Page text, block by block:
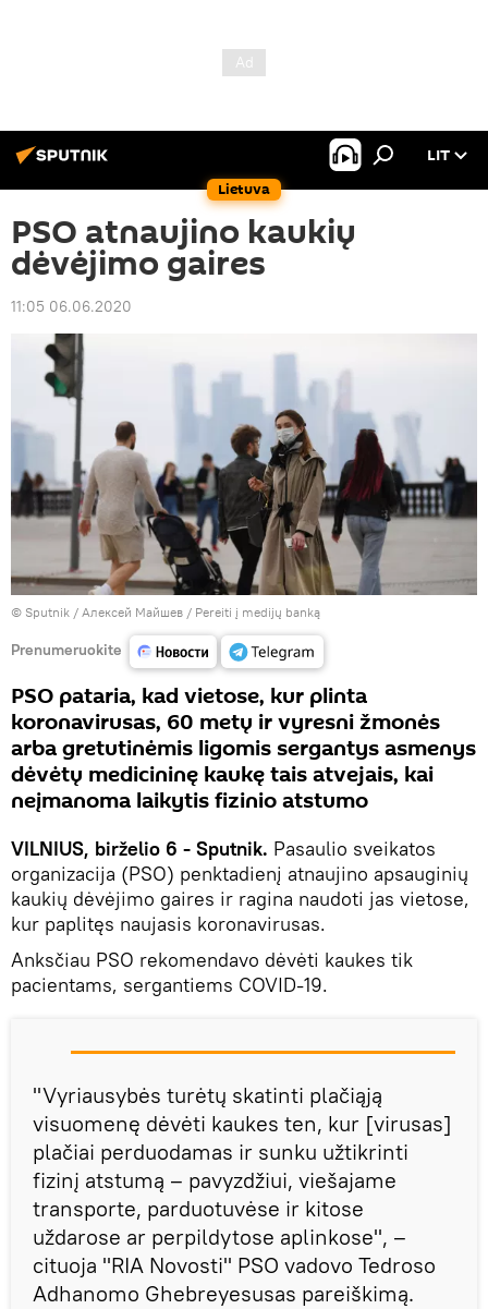
Lietuva
LIT
PSO atnaujino kaukių
dėvėjimo gaires
11:05 06.06.2020
© Sputnik / Алексей Майшев / Pereiti į medijų banką
Prenumeruokite
PSO pataria, kad vietose, kur plinta
koronavirusas, 60 metų ir vyresni žmonės
arba gretutinėmis ligomis sergantys asmenys
dėvėtų medicininę kaukę tais atvejais, kai
neįmanoma laikytis fizinio atstumo
VILNIUS, birželio 6 - Sputnik. Pasaulio sveikatos
organizacija (PSO) penktadienį atnaujino apsauginių
kaukių dėvėjimo gaires ir ragina naudoti jas vietose,
kur paplitęs naujasis koronavirusas.
Anksčiau PSO rekomendavo dėvėti kaukes tik
pacientams, sergantiems COVID-19.
"Vyriausybės turėtų skatinti plačiąją
visuomenę dėvėti kaukes ten, kur [virusas]
plačiai perduodamas ir sunku užtikrinti
fizinį atstumą – pavyzdžiui, viešajame
transporte, parduotuvėse ir kitose
uždarose ar perpildytose aplinkose", –
cituoja "RIA Novosti" PSO vadovo Tedroso
Adhanomo Ghebreyesusas pareiškimą.